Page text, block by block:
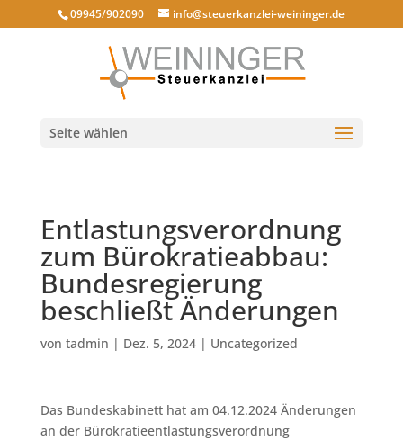
09945/902090 info@steuerkanzlei-weininger.de
Seite wählen
Entlastungsverordnung
zum Bürokratieabbau:
Bundesregierung
beschließt Änderungen
von tadmin | Dez. 5, 2024| Uncategorized
Das Bundeskabinett hat am 04.12.2024 Änderungen
an der Bürokratieentlastungsverordnung